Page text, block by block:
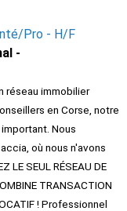
Pro - H/F
-
réseau immobilier
en Corse, notre
Nous
où nous n'avons
LE SEUL RÉSEAU DE
TRANSACTION
! Professionnel